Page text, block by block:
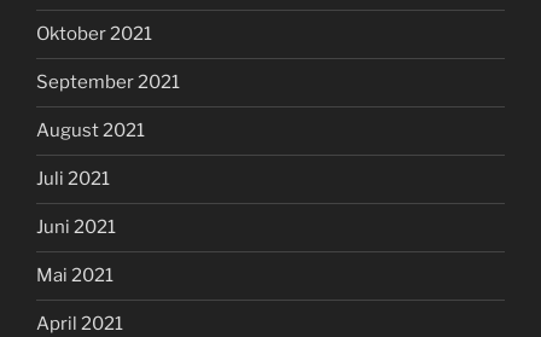
Oktober 2021
September 2021
August 2021
Juli 2021
Juni 2021
Mai 2021
April 2021